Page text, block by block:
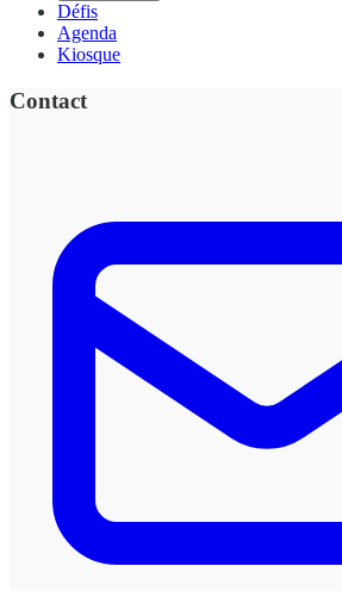
Défis
Agenda
Kiosque
Contact